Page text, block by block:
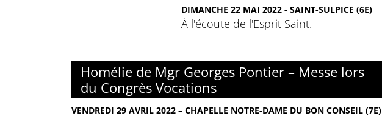
DIMANCHE 22 MAI 2022 - SAINT-SULPICE (6E)
À l'écoute de l'Esprit Saint.
Homélie de Mgr Georges Pontier – Messe lors
du Congrès Vocations
VENDREDI 29 AVRIL 2022 – CHAPELLE NOTRE-DAME DU BON CONSEIL (7E)